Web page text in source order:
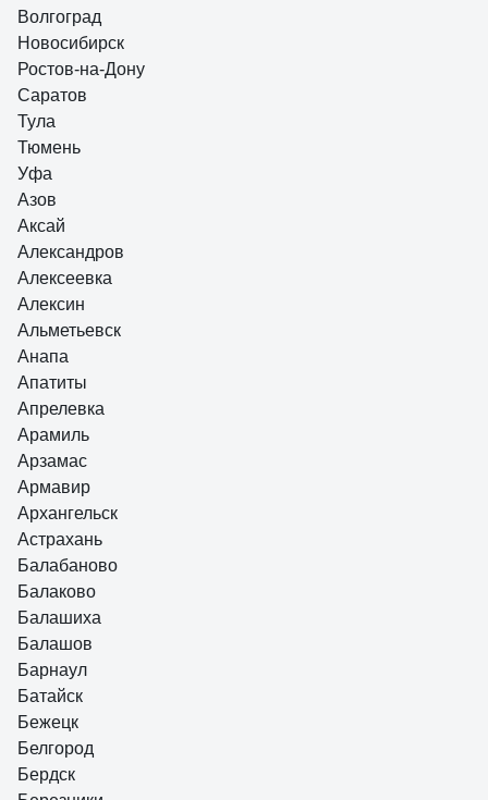
Волгоград
Новосибирск
Ростов-на-Дону
Саратов
Тула
Тюмень
Уфа
Азов
Аксай
Александров
Алексеевка
Алексин
Альметьевск
Анапа
Апатиты
Апрелевка
Арамиль
Арзамас
Армавир
Архангельск
Астрахань
Балабаново
Балаково
Балашиха
Балашов
Барнаул
Батайск
Бежецк
Белгород
Бердск